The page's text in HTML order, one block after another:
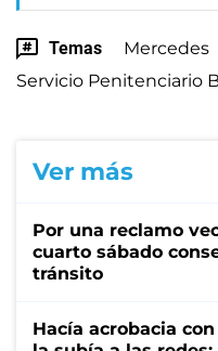
Temas
Mercedes
Servicio Penitenciario
Ver más
Por una reclamo
cuarto sábado
tránsito
Hacía acrobacia